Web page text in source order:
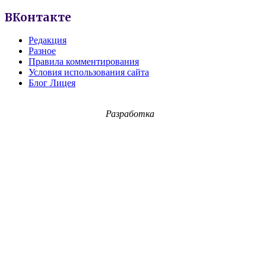
ВКонтакте
Редакция
Разное
Правила комментирования
Условия использования сайта
Блог Лицея
Разработка